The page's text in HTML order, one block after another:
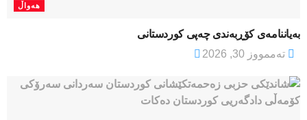
هەواڵ
بەیاننامەی کۆڕبەندی چەپی کوردستانی
تەممووز 30, 2026